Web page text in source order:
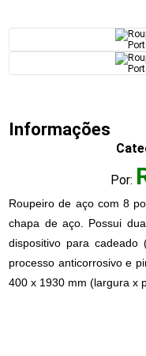
Informações
Por:
Roupeiro de aço com 8
chapa de aço. Possui
dispositivo para
processo anticorrosivo e
400 x 1930 mm (largura x